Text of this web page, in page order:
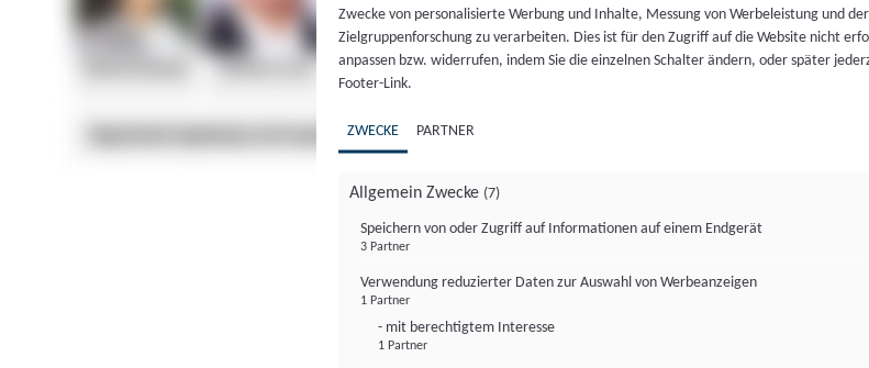
Zwecke von personalisierte Werbung und Inhalte, Messung von Werbeleistung und
Zielgruppenforschung zu verarbeiten. Dies ist für den Zugriff auf die Website nicht
anpassen bzw. widerrufen, indem Sie die einzelnen Schalter ändern, oder später
Footer-Link.
ZWECKE PARTNER
Allgemein Zwecke (7)
Speichern von oder Zugriff auf Informationen auf einem Endgerät
3 Partner
Verwendung reduzierter Daten zur Auswahl von Werbeanzeigen
1 Partner
- mit berechtigtem Interesse
1 Partner